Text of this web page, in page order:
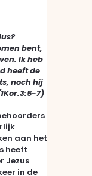
bent,
Ik heb
heeft de
noch hij
7)
aan het
heeft
Jezus
in de